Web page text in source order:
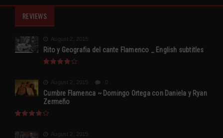
REVIEWS
August 2, 2015
Rito y Geografia del cante Flamenco _ English subtitles
August 2, 2015
Cumbre Flamenca ~ Domingo Ortega con Daniela y Ryan
Zermeño
August 2, 2015